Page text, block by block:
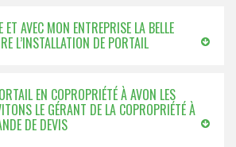
AVEC MON ENTREPRISE LA BELLE
L’INSTALLATION DE PORTAIL
EN COPROPRIÉTÉ À AVON LES
LE GÉRANT DE LA COPROPRIÉTÉ À
DE DEVIS